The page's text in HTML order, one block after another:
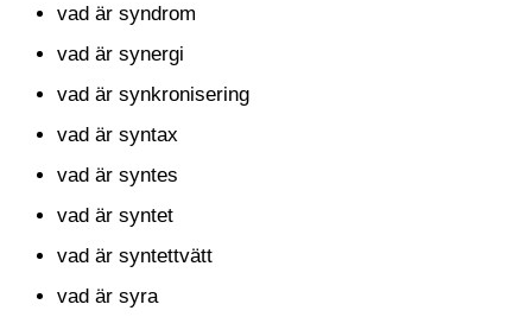
vad är syndrom
vad är synergi
vad är synkronisering
vad är syntax
vad är syntes
vad är syntet
vad är syntettvätt
vad är syra